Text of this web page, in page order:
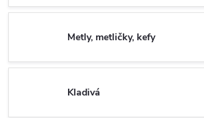
Metly, metličky, kefy
Kladivá